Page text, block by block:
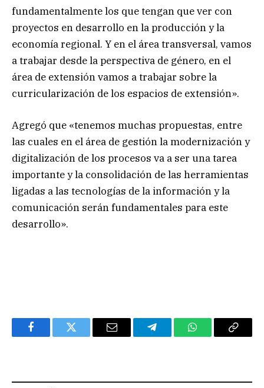
fundamentalmente los que tengan que ver con
proyectos en desarrollo en la producción y la
economía regional. Y en el área transversal, vamos
a trabajar desde la perspectiva de género, en el
área de extensión vamos a trabajar sobre la
curricularización de los espacios de extensión».
Agregó que «tenemos muchas propuestas, entre
las cuales en el área de gestión la modernización y
digitalización de los procesos va a ser una tarea
importante y la consolidación de las herramientas
ligadas a las tecnologías de la información y la
comunicación serán fundamentales para este
desarrollo».
FacebookTwitter Email TelegramWhatsAppCopy